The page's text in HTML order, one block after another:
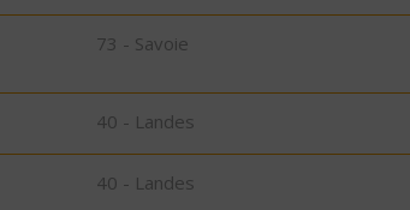
73 - Savoie
40 - Landes
40 - Landes